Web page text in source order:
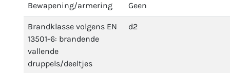
Bewapening/armering Geen
Brandklasse volgens EN
13501-6: brandende
vallende
druppels/deeltjes
d2